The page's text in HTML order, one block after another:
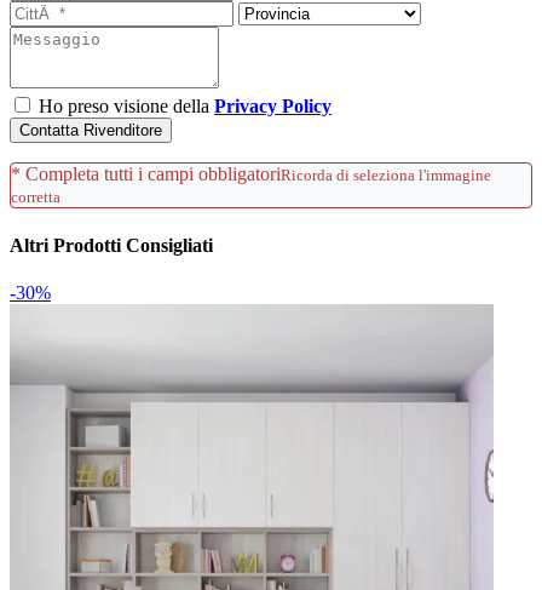
Ho preso visione della Privacy Policy
Contatta Rivenditore
* Completa tutti i campi obbligatoriRicorda di seleziona l'immagine
corretta
Altri Prodotti Consigliati
-30%